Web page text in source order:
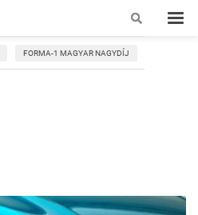
FORMA-1 MAGYAR NAGYDÍJ